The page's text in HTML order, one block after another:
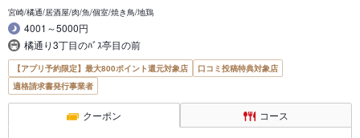
宮崎/橘通/居酒屋/肉/魚/個室/焼き鳥/地鶏
4001～5000円
橘通り3丁目のﾊﾞｽ亭目の前
【アプリ予約限定】最大800ポイント還元対象店
口コミ投稿特典対象店
適格請求書発行事業者
クーポン コース